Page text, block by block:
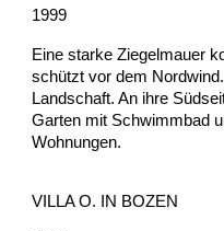
1999
Eine starke Ziegelmauer
schützt vor dem
Landschaft. An ihre
Garten mit Schwimmbad
Wohnungen.
VILLA O. IN BOZEN